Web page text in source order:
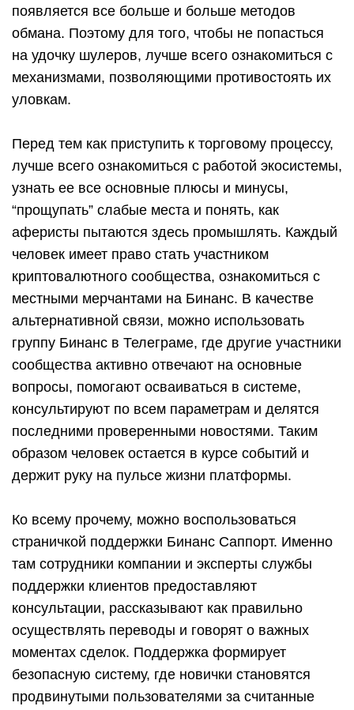
появляется все больше и больше методов
обмана. Поэтому для того, чтобы не попасться
на удочку шулеров, лучше всего ознакомиться с
механизмами, позволяющими противостоять их
уловкам.
Перед тем как приступить к торговому процессу,
лучше всего ознакомиться с работой экосистемы,
узнать ее все основные плюсы и минусы,
“прощупать” слабые места и понять, как
аферисты пытаются здесь промышлять. Каждый
человек имеет право стать участником
криптовалютного сообщества, ознакомиться с
местными мерчантами на Бинанс. В качестве
альтернативной связи, можно использовать
группу Бинанс в Телеграме, где другие участники
сообщества активно отвечают на основные
вопросы, помогают осваиваться в системе,
консультируют по всем параметрам и делятся
последними проверенными новостями. Таким
образом человек остается в курсе событий и
держит руку на пульсе жизни платформы.
Ко всему прочему, можно воспользоваться
страничкой поддержки Бинанс Саппорт. Именно
там сотрудники компании и эксперты службы
поддержки клиентов предоставляют
консультации, рассказывают как правильно
осуществлять переводы и говорят о важных
моментах сделок. Поддержка формирует
безопасную систему, где новички становятся
продвинутыми пользователями за считанные